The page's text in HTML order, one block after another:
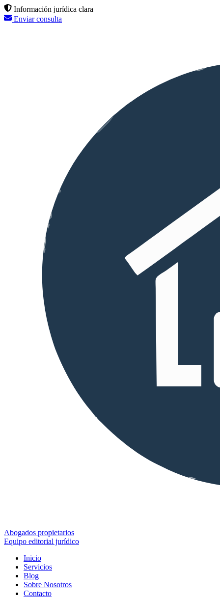
Información jurídica clara
Enviar consulta
Abogados propietarios
Equipo editorial jurídico
Inicio
Servicios
Blog
Sobre Nosotros
Contacto